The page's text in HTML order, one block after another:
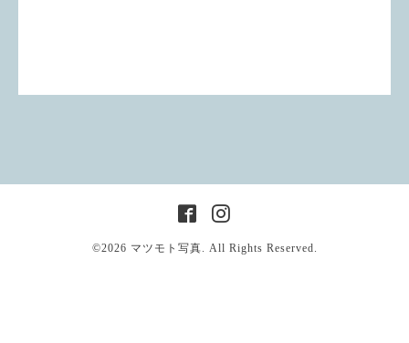
©2026 マツモト写真. All Rights Reserved.